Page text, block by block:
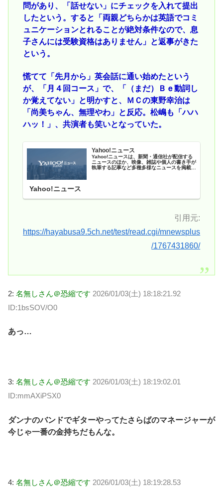
問があり、「話せない」にチェックを入れて提出
したという。すると「両親どちらかは英語でコミ
ュニケーションとれることが絶対条件なので、息
子さんには受験資格はありません」と返事がきた
という。
慌てて「先月から」英会話に通い始めたという
が、「月４回コース」で、「（まだ）Ｂｅ動詞し
か覚えてない」と明かすと、ＭＣの東野幸治は
「尚美ちゃん、無理やわ」と反応。松嶋も「ハハ
ハッ！」、共演者も笑いとなっていた。
Yahoo!ニュース
Yahoo!ニュースは、新聞・通信社が配信する
ニュースのほか、映像、雑誌や個人の書き手が
執筆する記事など多種多様なニュースを掲載し
Yahoo!ニュース
引用元:
https://hayabusa9.5ch.net/test/read.cgi/mnewsplus
/1767431860/
2: 名無しさん＠恐縮です 2026/01/03(土) 18:18:21.92
ID:1bsSOV/O0
あっ…
3: 名無しさん＠恐縮です 2026/01/03(土) 18:19:02.01
ID:mmAXiPSX0
ダンナのバンドでギターやってたさらばのマネージャーが
今じゃ一番の金持ちだもんな。
4: 名無しさん＠恐縮です 2026/01/03(土) 18:19:28.53